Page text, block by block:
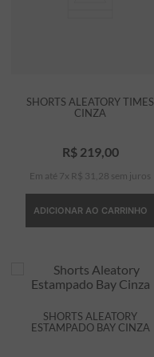
SHORTS ALEATORY TIMES
CINZA
R$ 219, 00
Em até 7 x R$ 31 28 sem juros
ADICIONAR AO CARRINHO
SHORTS ALEATORY
ESTAMPADO BAY CINZA